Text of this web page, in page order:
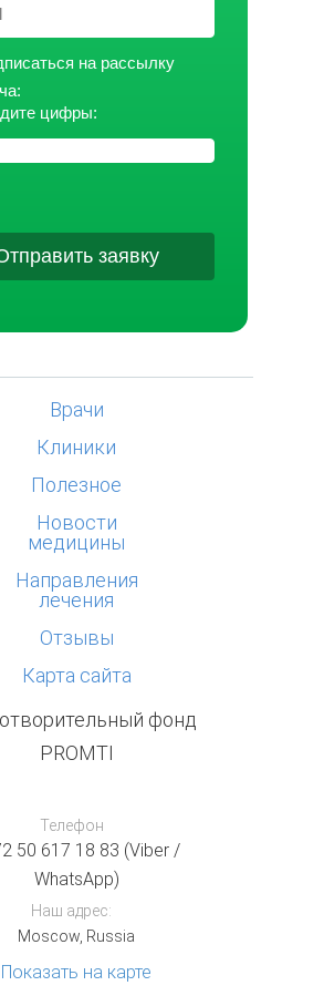
на рассылку
цифры:
заявку
Телефон
50 617 18 83 (Viber /
WhatsApp)
Наш адрес:
Moscow, Russia
Показать на карте
Врачи
Клиники
Полезное
Новости
медицины
Направления
лечения
Отзывы
Карта сайта
фонд
PROMTI